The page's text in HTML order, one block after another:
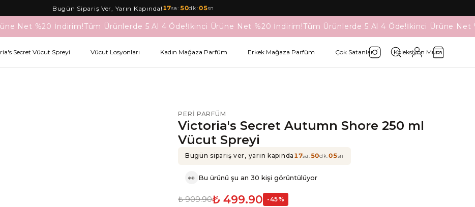
Bugün Sipariş Ver, Yarın Kapında! 17sa : 50dk :05sn
Net %20 İndirim!Tüm Ürünlerde 5 Al 4 Öde!İkinci Ürüne Net %20 İndirim!Tüm Ürünlerde 5 Al 4 Öde!İkinci Ürüne Net
Secret Vücut Spreyi Vücut Losyonları Kadın Mağaza Parfüm Erkek Mağaza Parfüm Çok Satanlar Koleksiyon Mum
PERI PARFÜM
Victoria's Secret Autumn Shore 250 ml
Vücut Spreyi
Bugün sipariş ver, yarın kapında 17sa :50dk:05sn
👀 Bu ürünü şu an 30 kişi görüntülüyor
₺ 909.90₺ 499.90 -45%